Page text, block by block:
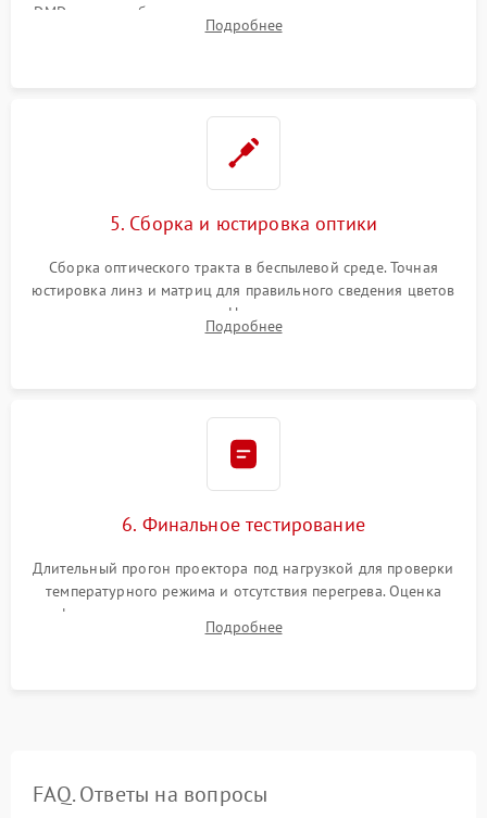
DMD-чипа при битых пикселях, установка нового цветового
колеса или восстановление сгоревших поляризационных
Подробнее
5. Сборка и юстировка оптики
Сборка оптического тракта в беспылевой среде. Точная
юстировка линз и матриц для правильного сведения цветов
и устранения размытия. Надежное подключение всех
шлейфов, установка датчиков и закрытие корпуса
Подробнее
6. Финальное тестирование
Длительный прогон проектора под нагрузкой для проверки
температурного режима и отсутствия перегрева. Оценка
фокуса, контрастности и цветопередачи на тестовых
таблицах. Проверка работы всех видеовходов и кнопок
Подробнее
FAQ. Ответы на вопросы